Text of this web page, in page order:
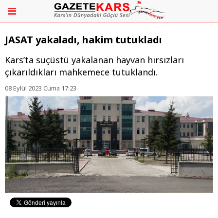
JASAT yakaladı, hakim tutukladı
Kars’ta suçüstü yakalanan hayvan hırsızları
çıkarıldıkları mahkemece tutuklandı.
08 Eylül 2023 Cuma 17:23